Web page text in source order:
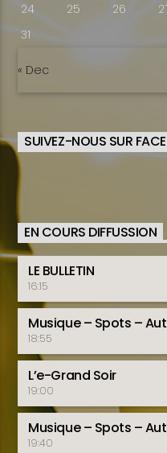
24
25 26
31
« Dec
SUIVEZ-NOUS SUR
EN COURS DIFFUSSION
LE BULLETIN
16:15
Musique – Spots –
18:55
L’e-Grand Soir
19:00
Musique – Spots –
19:40